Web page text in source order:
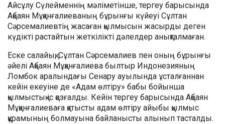
Айсұлу Сүлейменнің мәліметінше, тергеу барысында
Ақбаян Мұқанғалиеваның бұрынғы күйеуі Сұлтан
Сәрсемалиевтің жасаған қылмысын жасырды деген
күдікті растайтын жеткілікті дәлелдер анықталмаған.
Еске салайық, Сұлтан Сәрсемалиев пен оның бұрынғы
әйелі Ақбаян Мұқанғалиева былтыр Индонезияның
Ломбок аралындағы Сенару ауылында ұсталғаннан
кейін екеуіне де «Адам өлтіру» бабы бойынша
қылмыстық іс қозғалды. Кейін тергеу барысында Ақбаян
Мұқанғалиеваға қатысты адам өлтіру айыбы қылмыс
құрамының болмауына байланысты алынып тасталды.